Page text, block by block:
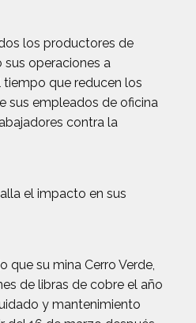
los productores de
sus operaciones a
que reducen los
sus empleados de oficina
contra la
el impacto en sus
que su mina Cerro Verde,
de libras de cobre el año
y mantenimiento